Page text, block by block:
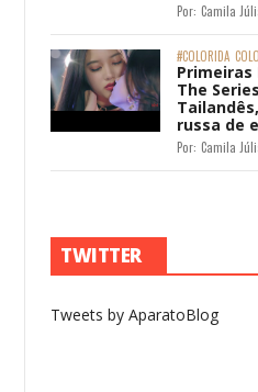
Por: Camila
#COLORIDA
Primeiras
The
russa de
Por: Camila
TWITTER
Tweets by AparatoBlog